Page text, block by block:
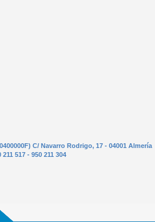
C/ Navarro Rodrigo, 17 - 04001 Almería
211 517 - 950 211 304